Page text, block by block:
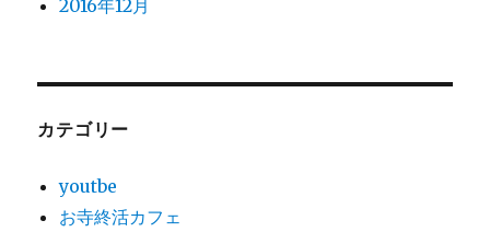
2016年12月
カテゴリー
youtbe
お寺終活カフェ